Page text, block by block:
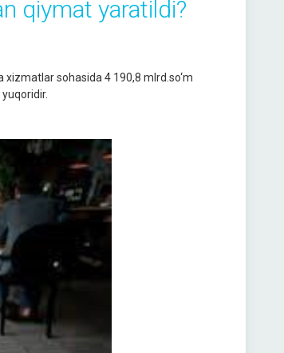
qiymat yaratildi?
xizmatlar sohasida 4 190,8 mlrd.so‘m